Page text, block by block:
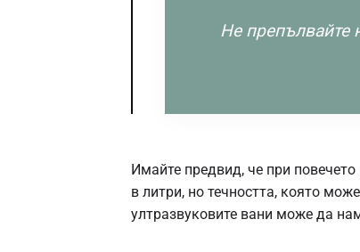
Не препълвайте
Имайте предвид, че при
в литри, но течността, която
ултразвуковите вани може да